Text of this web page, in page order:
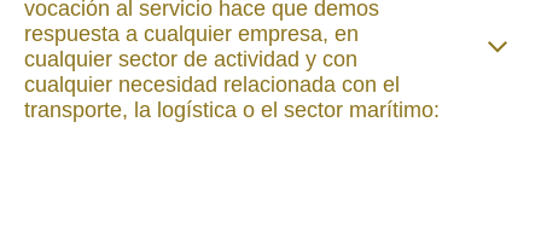
vocación al servicio hace que demos
respuesta a cualquier empresa, en
cualquier sector de actividad y con
cualquier necesidad relacionada con el
transporte, la logística o el sector marítimo: